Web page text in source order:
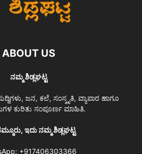
ABOUT US
ನಮ್ಮ ಶಿಡ್ಲಘಟ್ಟ
ಜನ, ಕಲೆ, ಸಂಸ್ಕೃತಿ, ವ್ಯಾಪಾರ ಹಾಗೂ
ಕುರಿತು ಸಂಪೂರ್ಣ ಮಾಹಿತಿ.
ಇದು ನಮ್ಮ ಶಿಡ್ಲಘಟ್ಟ
+917406303366